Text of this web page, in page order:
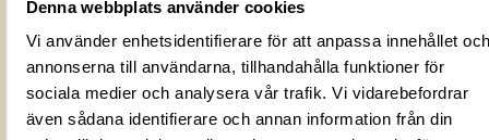
Denna webbplats använder cookies
Vi använder enhetsidentifierare för att anpassa innehållet och
annonserna till användarna, tillhandahålla funktioner för
sociala medier och analysera vår trafik. Vi vidarebefordrar
även sådana identifierare och annan information från din
Förmålsbenämning
Prakthjälm
Hjälm
Föremålsnummer
120458_HST